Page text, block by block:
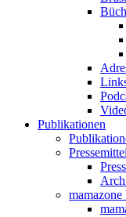
Publikationen